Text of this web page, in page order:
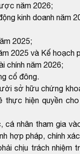
năm 2026;
kinh doanh năm
2025;
2025 và Kế hoạch
chính năm 2026;
cổ đông.
sở hữu chứng
thực hiện quyền
nhân tham gia
hợp pháp, chính
chịu trách nhiệm